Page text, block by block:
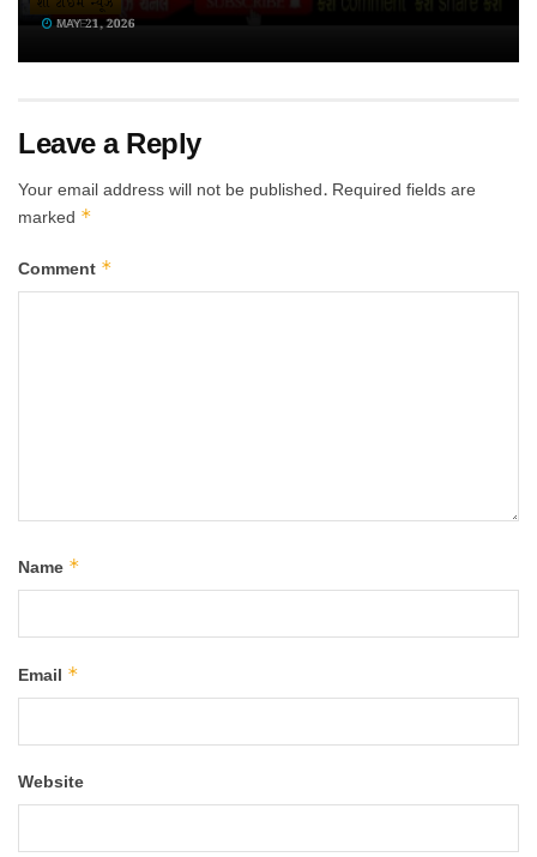
JUNE 1, 2026
JUNE 3, 2026
MAY 21, 2026
Leave a Reply
Your email address will not be published. Required fields are
marked *
Comment *
Name *
Email *
Website